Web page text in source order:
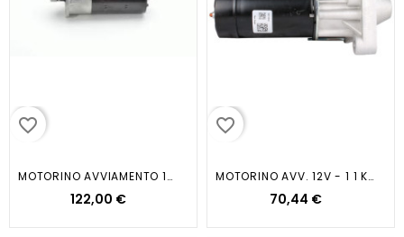
favorite_border
MOTORINO AVVIAMENTO 12V 1 0KW...
122,00 €
favorite_border
MOTORINO AVV. 12V - 1 1 KW...
70,44 €